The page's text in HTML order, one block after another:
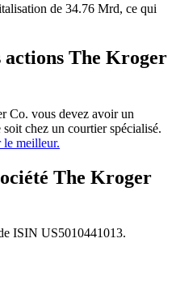
de 34.76 Mrd, ce qui
actions The Kroger
Co. vous devez avoir un
chez un courtier spécialisé.
le meilleur.
The Kroger
ISIN US5010441013.